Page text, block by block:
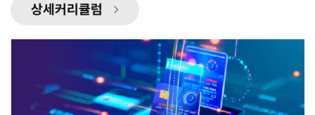
상세커리큘럼